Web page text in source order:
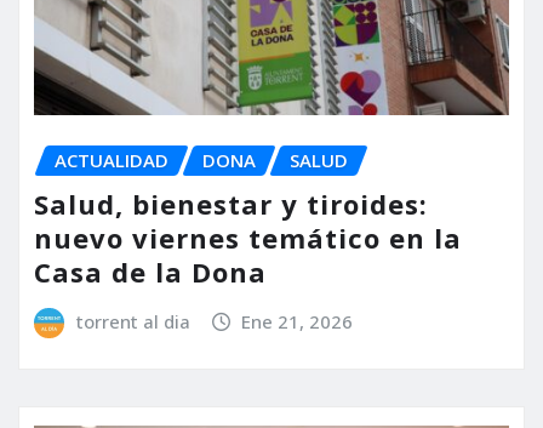
ACTUALIDAD DONA SALUD
Salud, bienestar y tiroides:
nuevo viernes temático en la
Casa de la Dona
torrent al dia Ene 21, 2026